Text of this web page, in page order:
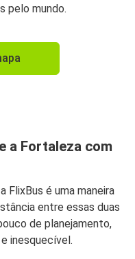
pelo mundo.
a Fortaleza com
FlixBus é uma maneira
entre essas duas
de planejamento,
inesquecível.